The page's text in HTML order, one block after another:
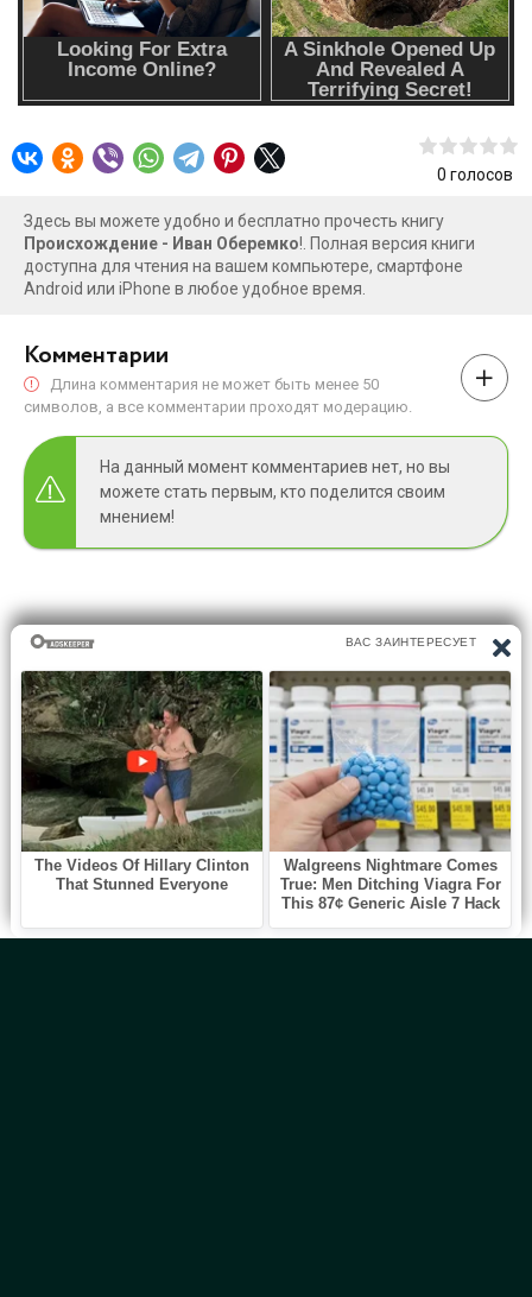
заступает на службу, где начинается его история, которая
приведет его к тайне происхождения людей и гибели
Земли.
0 голосов
Здесь вы можете удобно и бесплатно прочесть книгу
Происхождение - Иван Оберемко!. Полная версия книги
доступна для чтения на вашем компьютере, смартфоне
Android или iPhone в любое удобное время.
Комментарии
Длина комментария не может быть менее 50
символов, а все комментарии проходят модерацию.
На данный момент комментариев нет, но вы
можете стать первым, кто поделится своим
мнением!